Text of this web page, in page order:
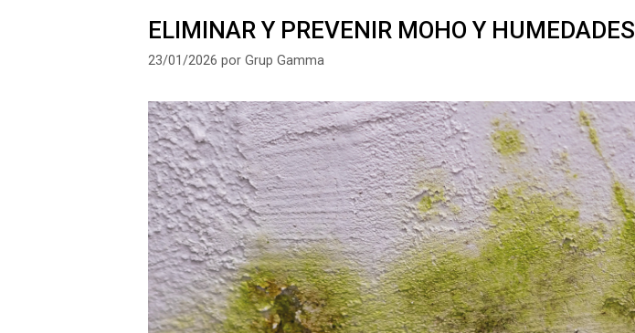
ELIMINAR Y PREVENIR MOHO Y HUMEDADES
23/01/2026 por Grup Gamma